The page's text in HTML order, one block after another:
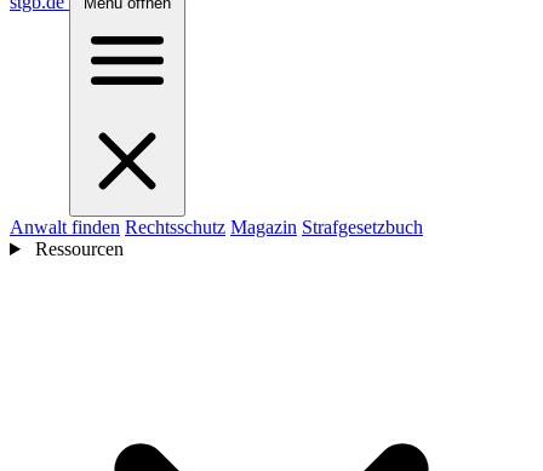
Anwalt finden Rechtsschutz Magazin Strafgesetzbuch
Ressourcen